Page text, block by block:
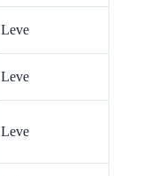
Leve
Leve
Leve